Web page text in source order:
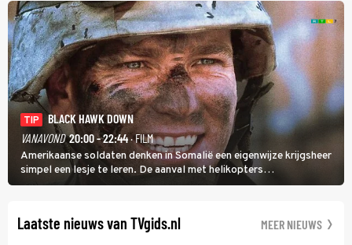
TIP
BLACK HAWK DOWN
VANAVOND 20:00 - 22:44· FILM
Amerikaanse soldaten denken in Somalië een eigenwijze krijgsheer
simpel een lesje te leren. De aanval met helikopters
verloopt in Black Hawk down dramatisch.
Laatste nieuws van TVgids.nl MEER NIEUWS